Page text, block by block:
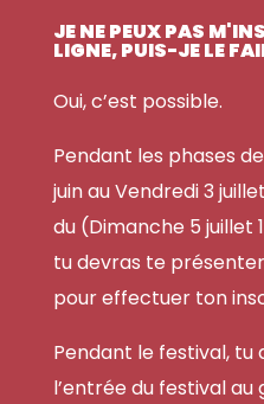
JE NE PEUX PAS
LIGNE, PUIS-JE LE
Oui, c’est possible.
Pendant les phases
juin au Vendredi 3
du (Dimanche 5 juillet
tu devras te
pour effectuer ton
Pendant le festival,
l’entrée du festival au